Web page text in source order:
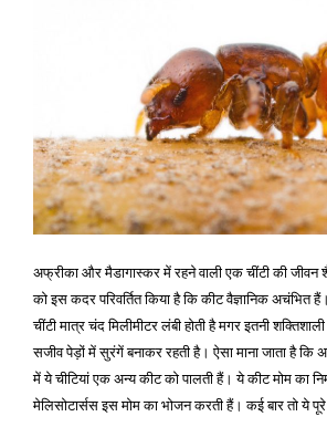
अफ्रीका और मैडागास्कर में रहने वाली एक चींटी की जीवन
को इस कदर परिवर्तित किया है कि कीट वैज्ञानिक अचंभित
चींटी मात्र चंद मिलीमीटर लंबी होती है मगर इतनी
सजीव पेड़ों में सुरंगें बनाकर रहती है। ऐसा माना जाता है कि
में ये चीटियां एक अन्य कीट को पालती हैं। ये कीट मोम का
मेलिसोटार्सस इस मोम का भोजन करती हैं। कई बार तो ये